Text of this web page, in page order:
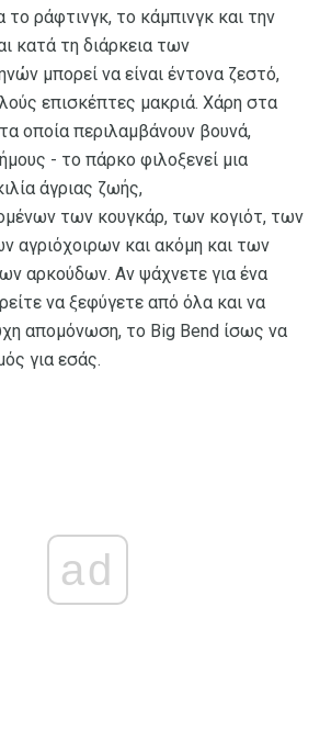
το ράφτινγκ, το κάμπινγκ και την
κατά τη διάρκεια των
μπορεί να είναι έντονα ζεστό,
επισκέπτες μακριά. Χάρη στα
οποία περιλαμβάνουν βουνά,
- το πάρκο φιλοξενεί μια
άγριας ζωής,
των κουγκάρ, των κογιότ, των
αγριόχοιρων και ακόμη και των
αρκούδων. Αν ψάχνετε για ένα
να ξεφύγετε από όλα και να
απομόνωση, το Big Bend ίσως να
για εσάς.
ad